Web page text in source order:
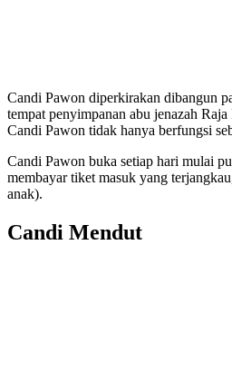
Candi Pawon diperkirakan dibangun
tempat penyimpanan abu jenazah
Candi Pawon tidak hanya berfungsi
Candi Pawon buka setiap hari mulai
membayar tiket masuk yang
anak).
Candi Mendut